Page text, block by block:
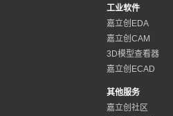
工业软件
嘉立创EDA
嘉立创CAM
3D模型查看器
嘉立创ECAD
其他服务
嘉立创社区